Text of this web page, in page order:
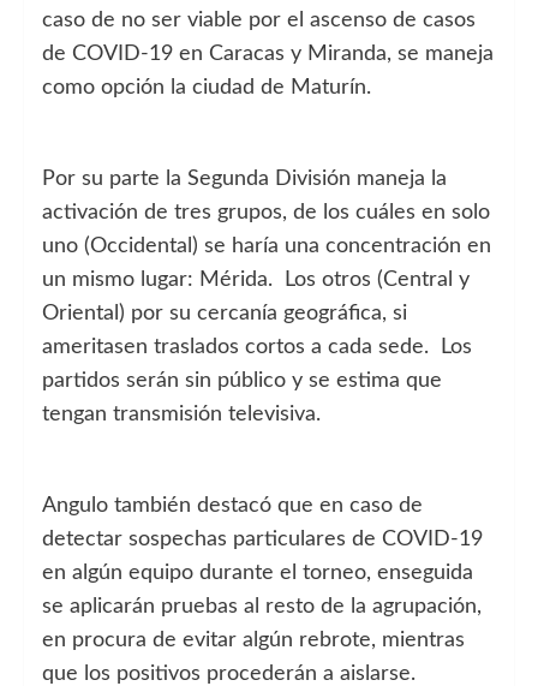
caso de no ser viable por el ascenso de casos
de COVID-19 en Caracas y Miranda, se maneja
como opción la ciudad de Maturín.
Por su parte la Segunda División maneja la
activación de tres grupos, de los cuáles en solo
uno (Occidental) se haría una concentración en
un mismo lugar: Mérida. Los otros (Central y
Oriental) por su cercanía geográfica, si
ameritasen traslados cortos a cada sede. Los
partidos serán sin público y se estima que
tengan transmisión televisiva.
Angulo también destacó que en caso de
detectar sospechas particulares de COVID-19
en algún equipo durante el torneo, enseguida
se aplicarán pruebas al resto de la agrupación,
en procura de evitar algún rebrote, mientras
que los positivos procederán a aislarse.